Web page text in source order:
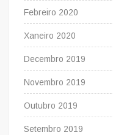
Febreiro 2020
Xaneiro 2020
Decembro 2019
Novembro 2019
Outubro 2019
Setembro 2019